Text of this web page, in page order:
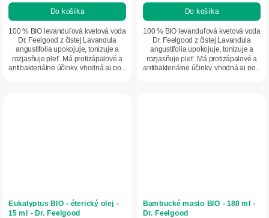
Do košíka
100 % BIO levanduľová kvetová voda
Dr. Feelgood z čistej Lavandula
angustifolia upokojuje, tonizuje a
rozjasňuje pleť. Má protizápalové a
antibakteriálne účinky, vhodná aj po...
Do košíka
100 % BIO levanduľová kvetová voda
Dr. Feelgood z čistej Lavandula
angustifolia upokojuje, tonizuje a
rozjasňuje pleť. Má protizápalové a
antibakteriálne účinky, vhodná aj po...
Eukalyptus BIO - éterický olej -
15 ml - Dr. Feelgood
Bambucké maslo BIO - 180 ml -
Dr. Feelgood